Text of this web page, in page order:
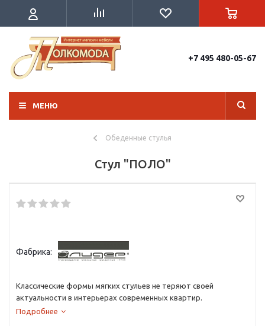
+7 495 480-05-67
МЕНЮ
Обеденные стулья
Стул "ПОЛО"
Фабрика:
Классические формы мягких стульев не теряют своей
актуальности в интерьерах современных квартир.
Подробнее